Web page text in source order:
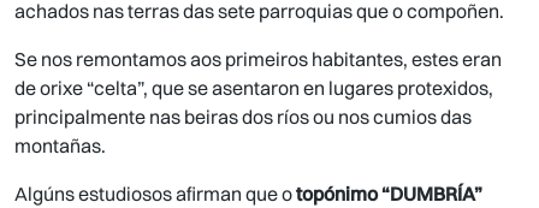
achados nas terras das sete parroquias que o compoñen.
Se nos remontamos aos primeiros habitantes, estes eran
de orixe “celta”, que se asentaron en lugares protexidos,
principalmente nas beiras dos ríos ou nos cumios das
montañas.
Algúns estudiosos afirman que otopónimo“DUMBRÍA”